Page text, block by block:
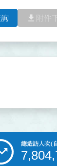
file_download 附件
總造訪人次(